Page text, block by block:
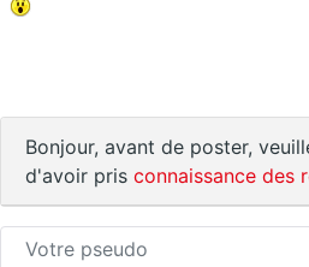
Bonjour, avant de poster,
d'avoir pris connaissance des